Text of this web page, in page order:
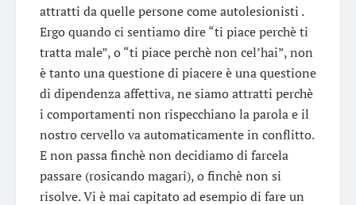
attratti da quelle persone come autolesionisti .
Ergo quando ci sentiamo dire “ti piace perchè ti
tratta male”, o “ti piace perchè non cel’hai”, non
è tanto una questione di piacere è una questione
di dipendenza affettiva, ne siamo attratti perchè
i comportamenti non rispecchiano la parola e il
nostro cervello va automaticamente in conflitto.
E non passa finchè non decidiamo di farcela
passare (rosicando magari), o finchè non si
risolve. Vi è mai capitato ad esempio di fare un